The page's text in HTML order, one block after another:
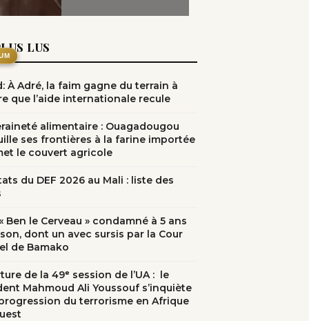
LUS
À Adré, la faim gagne du terrain à
que l’aide internationale recule
alimentaire : Ouagadougou
ses frontières à la farine importée
le couvert agricole
du DEF 2026 au Mali : liste des
Ben le Cerveau » condamné à 5 ans
dont un avec sursis par la Cour
de Bamako
de la 49ᵉ session de l’UA : le
Mahmoud Ali Youssouf s’inquiète
du terrorisme en Afrique